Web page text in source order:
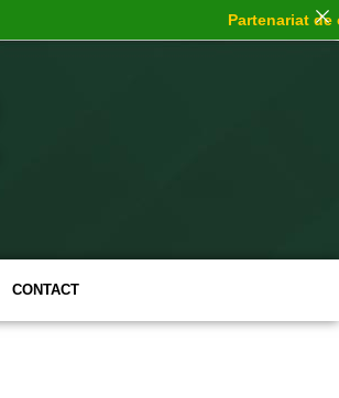
CONTACT
Partenariat de